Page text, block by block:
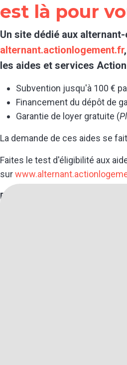
est là pour
Un site dédié aux
alternant.actionlogement.fr
les aides et services
Subvention jusqu'à 100 €
Financement du dépôt de
Garantie de loyer gratuite (
La demande de ces aides se
Faites le test d'éligibilité aux
sur
Plus d'informations sur les